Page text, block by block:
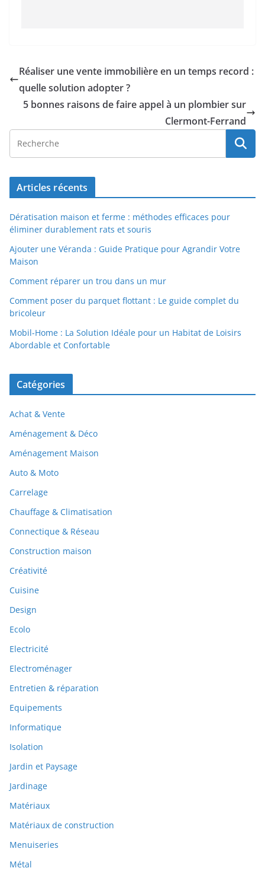
Réaliser une vente immobilière en un temps record :
quelle solution adopter ?
5 bonnes raisons de faire appel à un plombier sur
Clermont-Ferrand
Articles récents
Dératisation maison et ferme : méthodes efficaces pour
éliminer durablement rats et souris
Ajouter une Véranda : Guide Pratique pour Agrandir Votre
Maison
Comment réparer un trou dans un mur
Comment poser du parquet flottant : Le guide complet du
bricoleur
Mobil-Home : La Solution Idéale pour un Habitat de Loisirs
Abordable et Confortable
Catégories
Achat & Vente
Aménagement & Déco
Aménagement Maison
Auto & Moto
Carrelage
Chauffage & Climatisation
Connectique & Réseau
Construction maison
Créativité
Cuisine
Design
Ecolo
Electricité
Electroménager
Entretien & réparation
Equipements
Informatique
Isolation
Jardin et Paysage
Jardinage
Matériaux
Matériaux de construction
Menuiseries
Métal